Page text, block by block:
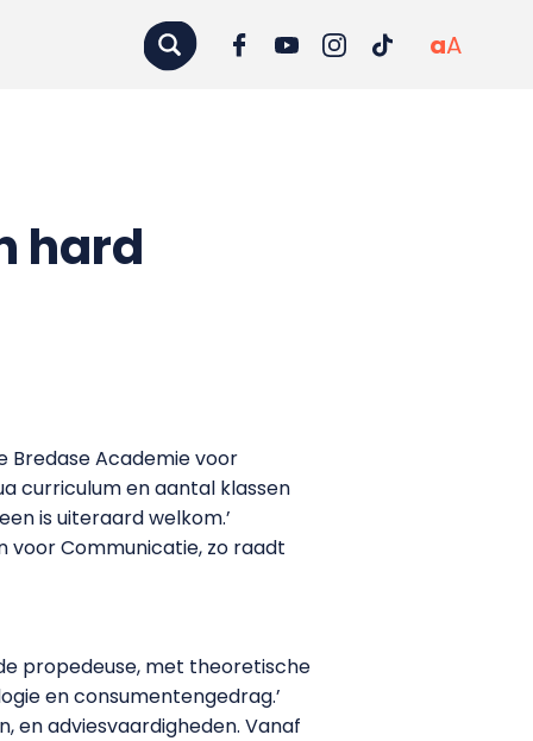
aA
hard
Bredase Academie voor
curriculum en aantal klassen
is uiteraard welkom.’
Communicatie, zo raadt
propedeuse, met theoretische
en consumentengedrag.’
en adviesvaardigheden. Vanaf